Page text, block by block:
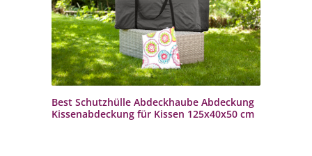
Best Schutzhülle Abdeckhaube Abdeckung
Kissenabdeckung für Kissen 125x40x50 cm